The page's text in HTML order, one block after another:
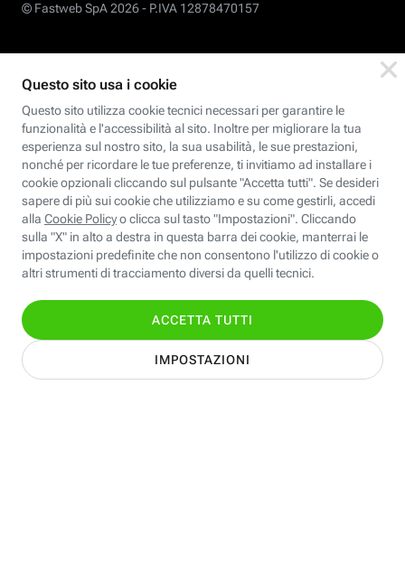
© Fastweb SpA 2026 - P.IVA 12878470157